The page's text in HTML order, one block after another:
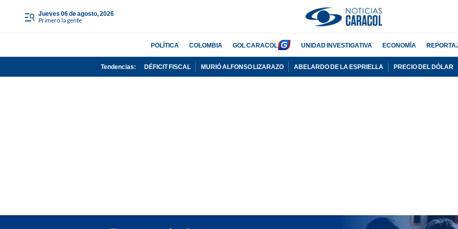
jueves 06 de agosto, 2026
Primero la gente
POLÍTICA COLOMBIA GOL CARACOL UNIDAD INVESTIGATIVA ECONOMÍA
Tendencias: DÉFICIT FISCAL MURIÓ ALFONSO LIZARAZO ABELARDO DE LA ESPRIELLA PRECIO DEL DÓLAR